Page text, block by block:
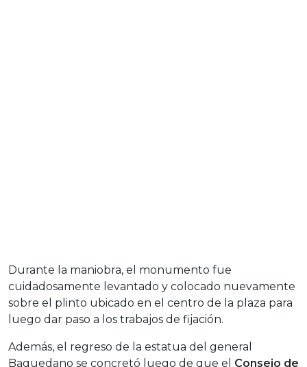
Durante la maniobra, el monumento fue
cuidadosamente levantado y colocado nuevamente
sobre el plinto ubicado en el centro de la plaza para
luego dar paso a los trabajos de fijación.
Además, el regreso de la estatua del general
Baquedano se concretó luego de que el Consejo de